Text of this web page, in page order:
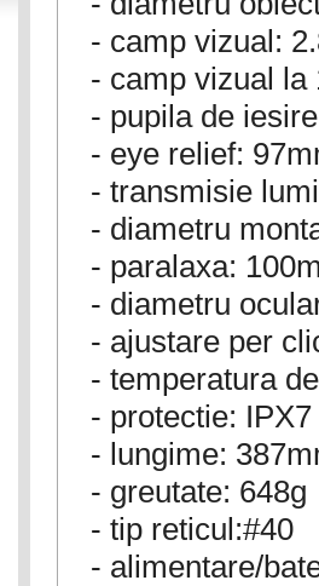
- camp vizual:
- camp vizual la
- pupila de
- eye relief:
- transmisie
- diametru
- paralaxa:
- diametru
- ajustare per
- temperatura
- protectie: IPX7
- lungime:
- greutate: 648g
- tip reticul:#40
- alimentare/